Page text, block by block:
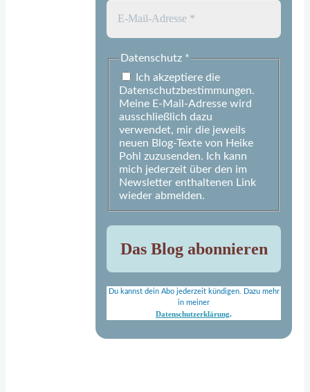
Datenschutz *
Ich akzeptiere die
Datenschutzbestimmungen.
Meine E-Mail-Adresse wird
ausschließlich dazu
verwendet, mir die jeweils
neuen Blog-Texte von Heike
Pohl zuzusenden. Ich kann
mich jederzeit über den im
Newsletter enthaltenen Link
wieder abmelden.
Du kannst dein Abo jederzeit kündigen. Dazu mehr
in meiner
Datenschutzerklärung.